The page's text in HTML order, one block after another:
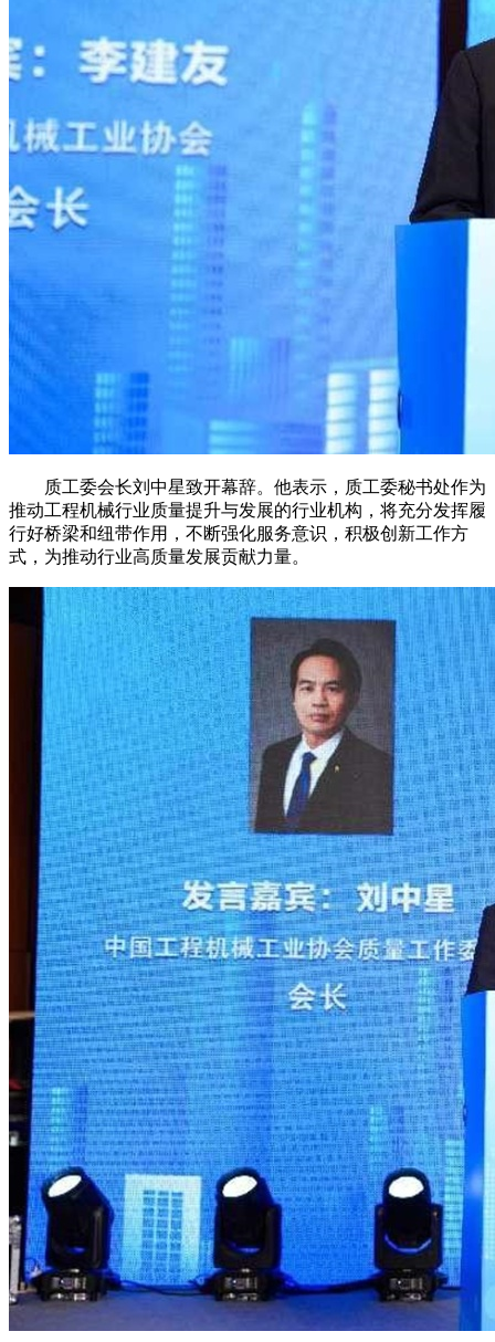
质工委会长刘中星致开幕辞。他表示，质工委秘书处作为
推动工程机械行业质量提升与发展的行业机构，将充分发挥履
行好桥梁和纽带作用，不断强化服务意识，积极创新工作方
式，为推动行业高质量发展贡献力量。